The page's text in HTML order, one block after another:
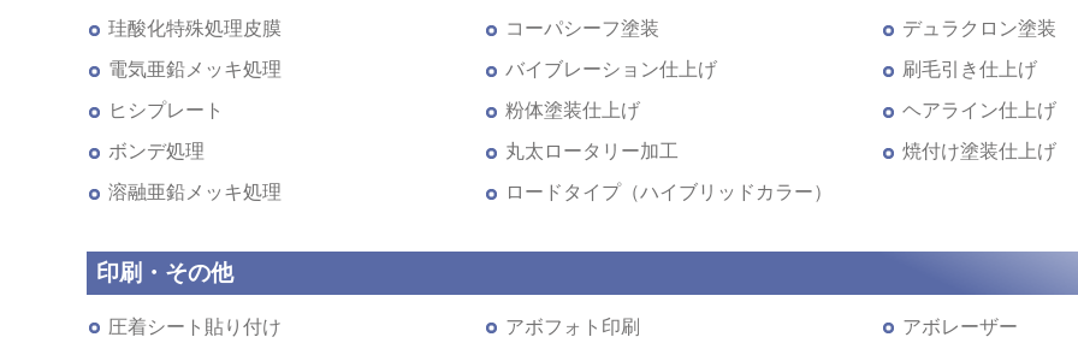
珪酸化特殊処理皮膜
コーパシーフ塗装
デュラクロン塗装
電気亜鉛メッキ処理
バイブレーション仕上げ
刷毛引き仕上げ
ヒシプレート
粉体塗装仕上げ
ヘアライン仕上げ
ボンデ処理
丸太ロータリー加工
焼付け塗装仕上げ
溶融亜鉛メッキ処理
ロードタイプ（ハイブリッドカラー）
印刷・その他
圧着シート貼り付け アボフォト印刷 アボレーザー